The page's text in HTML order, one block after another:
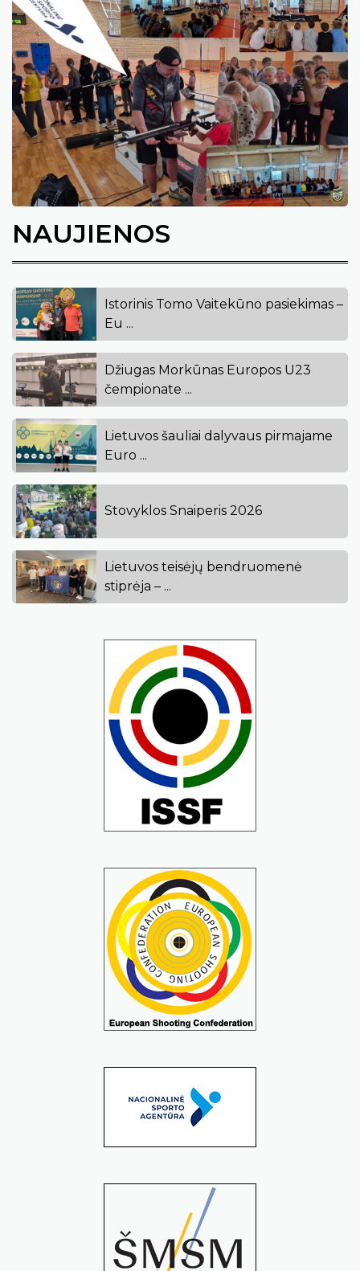
NAUJIENOS
Istorinis Tomo Vaitekūno pasiekimas –
Eu ...
Džiugas Morkūnas Europos U23
čempionate ...
Lietuvos šauliai dalyvaus pirmajame
Euro ...
Stovyklos Snaiperis 2026
Lietuvos teisėjų bendruomenė
stiprėja – ...